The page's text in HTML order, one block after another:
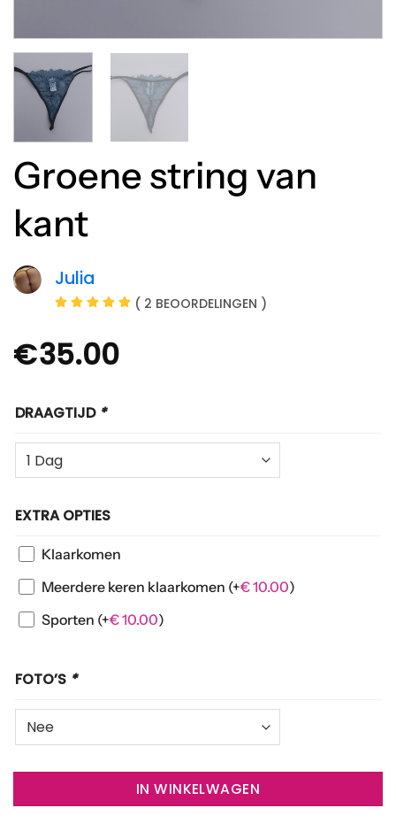
Groene string van
kant
Julia
( 2 BEOORDELINGEN )
€35.00
DRAAGTIJD *
EXTRA OPTIES
Klaarkomen
Meerdere keren klaarkomen (+€10.00)
Sporten (+€10.00)
FOTO’S *
IN WINKELWAGEN